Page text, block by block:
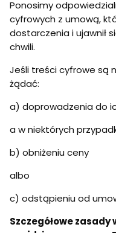
Ponosimy
cyfrowych z umową,
dostarczenia i ujawnił
chwili.
Jeśli treści cyfrowe są
żądać:
a) doprowadzenia do
a w niektórych
b) obniżeniu ceny
albo
c) odstąpieniu od
Szczegółowe